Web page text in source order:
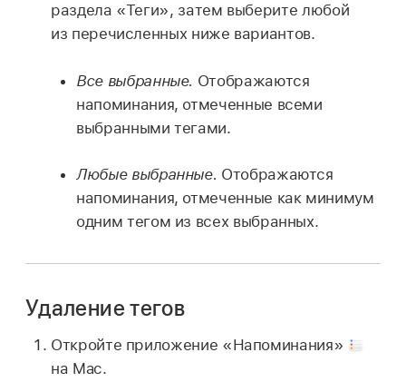
раздела «Теги», затем выберите любой
из перечисленных ниже вариантов.
Все выбранные. Отображаются
напоминания, отмеченные всеми
выбранными тегами.
Любые выбранные. Отображаются
напоминания, отмеченные как минимум
одним тегом из всех выбранных.
Удаление тегов
Откройте приложение «Напоминания»
на Mac.